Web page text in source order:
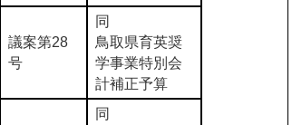
議案第28
号
同
鳥取県育英奨
学事業特別会
計補正予算
同